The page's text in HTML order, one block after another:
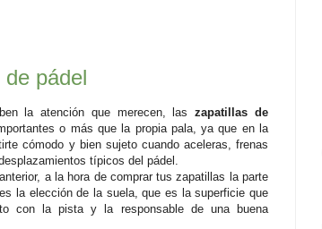
pádel
la atención que merecen, laszapatillas de
o más que la propia pala, ya que en la
cómodo y bien sujeto cuando aceleras, frenas
típicos del pádel.
a la hora de comprar tus zapatillas la parte
la elección de la suela, que es la superficie que
con la pista y la responsable de una buena